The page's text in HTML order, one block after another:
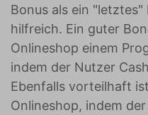
Bonus als ein
hilfreich. Ein guter
Onlineshop einem
indem der Nutzer
Ebenfalls vorteilhaft
Onlineshop, indem